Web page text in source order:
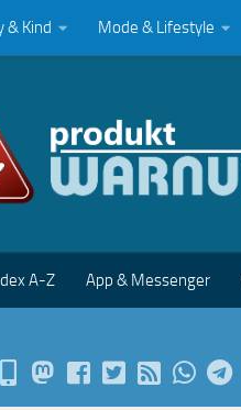
& Kind Mode & Lifestyle
A-Z App & Messenger